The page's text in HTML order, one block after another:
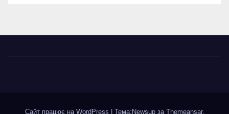
Сайт працює на WordPress Тема:Newsup за Themeansar.